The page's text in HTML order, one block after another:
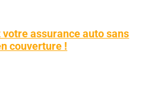
votre assurance auto sans
couverture !